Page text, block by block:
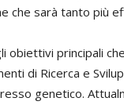
che sarà tanto più
obiettivi principali
di Ricerca e
genetico.